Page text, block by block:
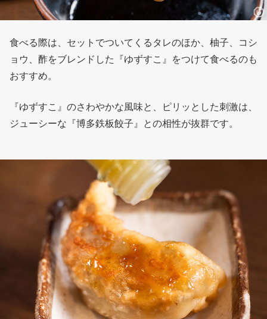
食べる際は、セットでついてくるタレのほか、柚子、コシ
ョウ、酢をブレンドした『ゆずすこ』をつけて食べるのも
おすすめ。
『ゆずすこ』のさわやかな風味と、ピリッとした刺激は、
ジューシーな『博多鉄板餃子』との相性が抜群です。